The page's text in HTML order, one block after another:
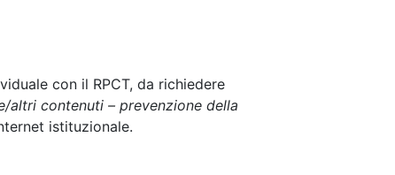
con il RPCT, da richiedere
altri contenuti – prevenzione della
istituzionale.